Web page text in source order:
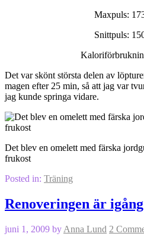
Maxpuls:
Snittpuls:
Det var skönt största delen av
magen efter 25 min, så att jag var
jag kunde springa vidare.
Det blev en omelett med färska
frukost
Posted in: Träning
Renoveringen är
juni 1, 2009 by Anna Lund 2